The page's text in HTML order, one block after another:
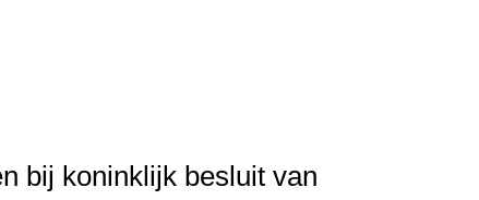
bij koninklijk besluit van